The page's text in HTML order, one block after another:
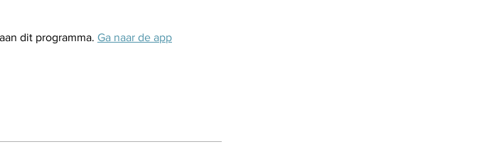
dit programma. Ga naar de app